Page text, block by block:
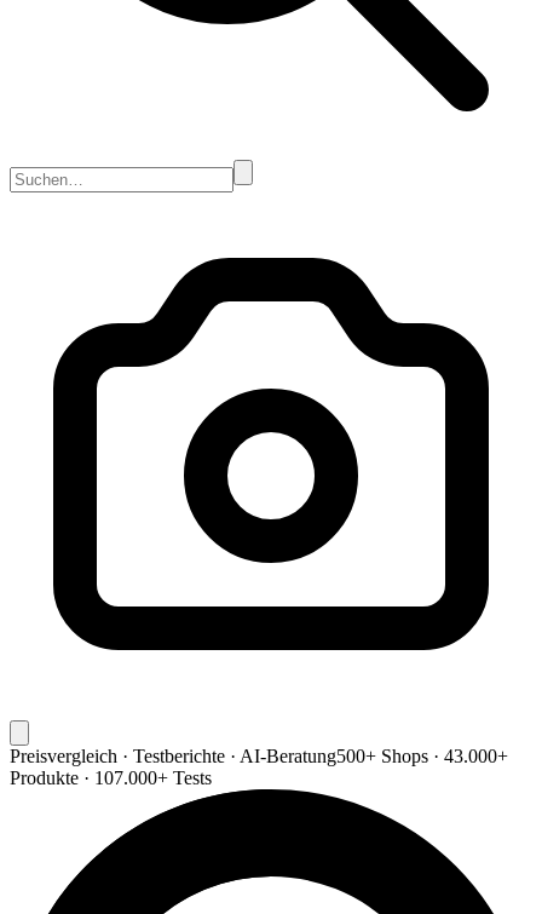
Preisvergleich · Testberichte · AI-Beratung500+ Shops · 43.000+
Produkte · 107.000+ Tests